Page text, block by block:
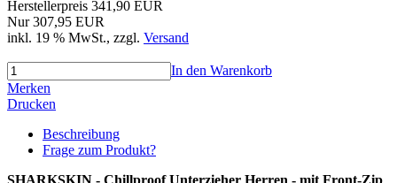
Herstellerpreis 341,90 EUR
Nur 307,95 EUR
inkl. 19 % MwSt., zzgl. Versand
In den Warenkorb
Merken
Drucken
Beschreibung
Frage zum Produkt?